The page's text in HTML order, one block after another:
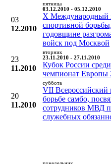
03
12.2010
пятница
03.12.2010 - 05.12.2010
X Международный
спортивной
годовщине
войск под Москвой
23
11.2010
вторник
23.11.2010 - 27.11.2010
Кубок России
чемпионат Европы
20
11.2010
суббота
VII
борьбе самбо,
сотрудников МВД
служебных